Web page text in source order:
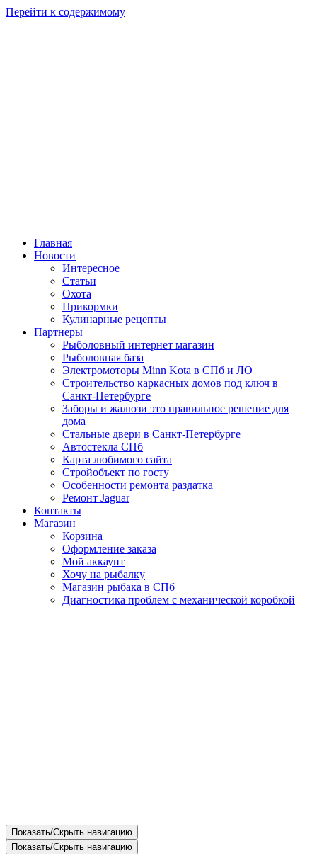
Перейти к содержимому
Главная
Новости
Интересное
Статьи
Охота
Прикормки
Кулинарные рецепты
Партнеры
Рыболовный интернет магазин
Рыболовная база
Электромоторы Minn Kota в СПб и ЛО
Строительство каркасных домов под ключ в
Санкт-Петербурге
Заборы и жалюзи это правильное решение для
дома
Стальные двери в Санкт-Петербурге
Автостекла СПб
Карта любимого сайта
Стройобъект по госту
Особенности ремонта раздатка
Ремонт Jaguar
Контакты
Магазин
Корзина
Оформление заказа
Мой аккаунт
Хочу на рыбалку
Магазин рыбака в СПб
Диагностика проблем с механической коробкой
Показать/Скрыть навигацию
Показать/Скрыть навигацию